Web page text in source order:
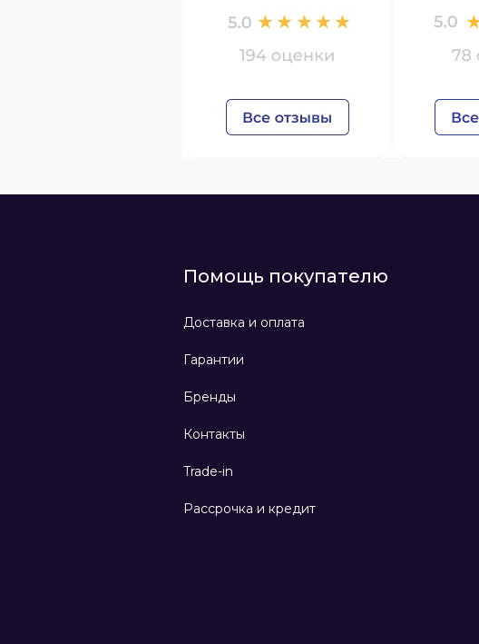
Помощь покупателю
Доставка и оплата
Гарантии
Бренды
Контакты
Trade-in
Рассрочка и кредит